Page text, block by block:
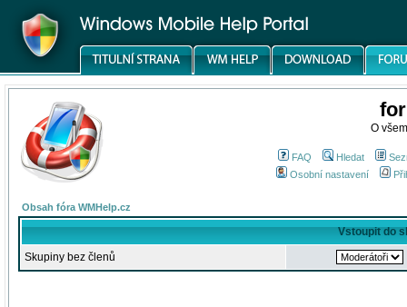
O
FAQ Hledat
Osobní nastavení
Obsah fóra WMHelp.cz
Vstoupit do
Skupiny bez členů